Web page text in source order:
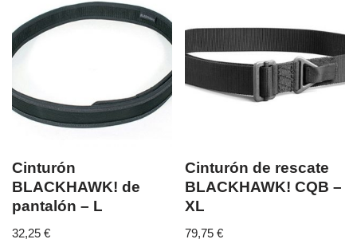
Cinturón
BLACKHAWK! de
pantalón – L
32,25 €
Cinturón de rescate
BLACKHAWK! CQB –
XL
79,75€